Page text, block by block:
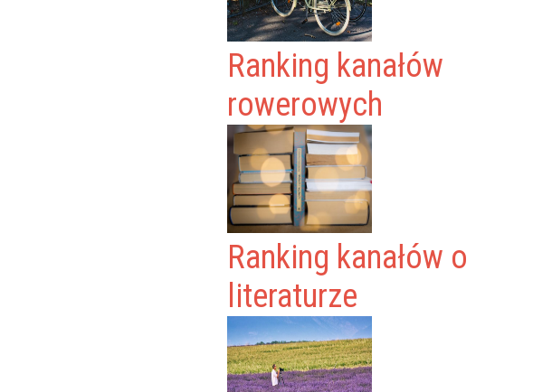
Ranking kanałów
rowerowych
Ranking kanałów o
literaturze